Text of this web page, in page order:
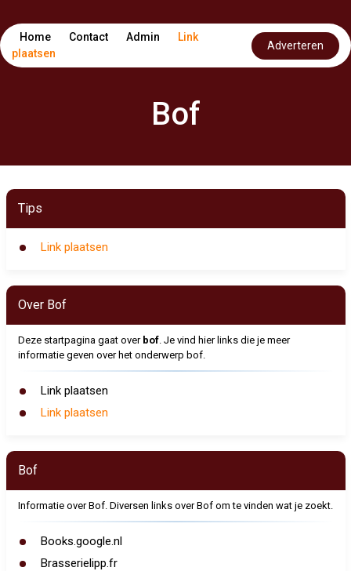
Home Contact Admin
Link
plaatsen
Adverteren
Bof
Tips
Link plaatsen
Over Bof
Deze startpagina gaat over bof. Je vind hier links die je meer
informatie geven over het onderwerp bof.
Link plaatsen
Link plaatsen
Bof
Informatie over Bof. Diversen links over Bof om te vinden wat je zoekt.
Books.google.nl
Brasserielipp.fr